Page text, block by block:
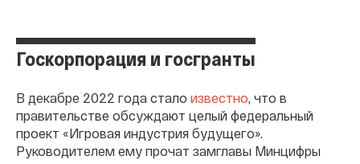
Госкорпорация и госгранты
В декабре 2022 года стало известно, что в
правительстве обсуждают целый федеральный
проект «Игровая индустрия будущего».
Руководителем ему прочат замглавы Минцифры